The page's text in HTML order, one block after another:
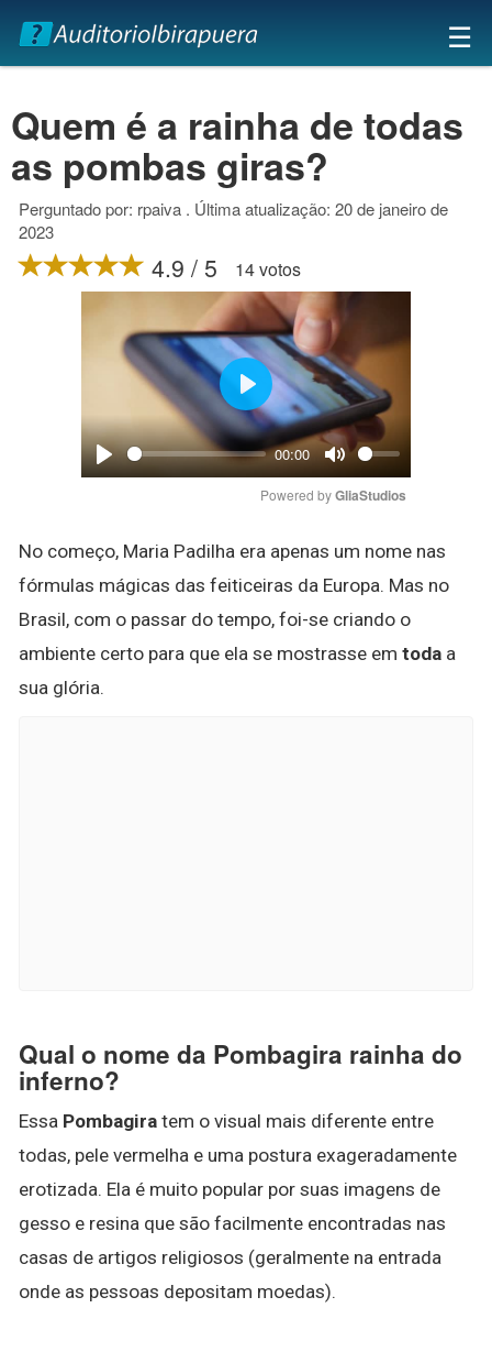
×
☰
Quem é a rainha de todas
as pombas giras?
Perguntado por: rpaiva . Última atualização: 20 de janeiro de
2023
4.9 / 5 14 votos
Play
00:00
Mute
Play
Powered by GliaStudios
No começo, Maria Padilha era apenas um nome nas
fórmulas mágicas das feiticeiras da Europa. Mas no
Brasil, com o passar do tempo, foi-se criando o
ambiente certo para que ela se mostrasse em toda a
sua glória.
Qual o nome da Pombagira rainha do
inferno?
Essa Pombagira tem o visual mais diferente entre
todas, pele vermelha e uma postura exageradamente
erotizada. Ela é muito popular por suas imagens de
gesso e resina que são facilmente encontradas nas
casas de artigos religiosos (geralmente na entrada
onde as pessoas depositam moedas).